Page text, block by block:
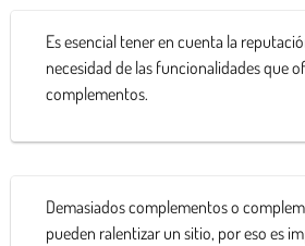
Es esencial tener en cuenta la
necesidad de las funcionalidades que
complementos.
Demasiados complementos o
pueden ralentizar un sitio, por eso es